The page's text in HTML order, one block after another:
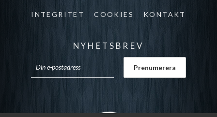
INTEGRITET COOKIES KONTAKT
NYHETSBREV